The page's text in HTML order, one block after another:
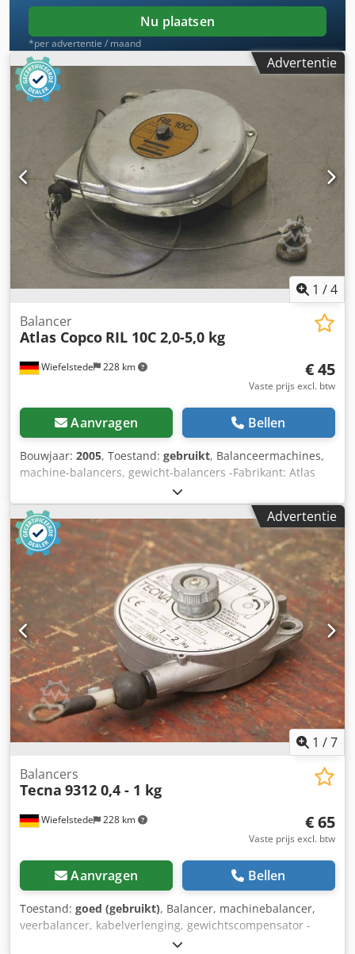
Nu plaatsen
*per advertentie / maand
Advertentie
1 /4
Wiefelstede 228 km
Balancer
Atlas Copco RIL 10C 2,0-5,0 kg
€ 45
Vaste prijs excl. btw
Aanvragen Bellen
Bouwjaar: 2005, Toestand: gebruikt, Balanceermachines,
machine-balancers, gewicht-balancers -Fabrikant: Atlas
Copco, type RIL 10C -Laadvermogen: 2,0 - 5,0 kg -
Afmetingen: 200/250/70 mm Dcsdpfxegggy Es Ahrek -Eigen
gewicht: 2,6 kg
Advertentie
1 /7
Wiefelstede 228 km
Balancers
Tecna 9312 0,4 - 1 kg
€ 65
Vaste prijs excl. btw
Aanvragen Bellen
Toestand: goed (gebruikt), Balancer, machinebalancer,
veerbalancer, kabelverlenging, gewichtscompensator -
Fabrikant: Tecna, veerbalancer type 9312 -